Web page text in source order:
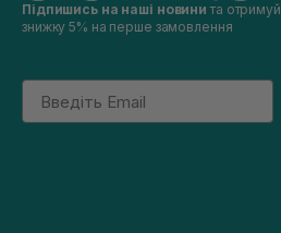
Підпишись на наші новини та отримуй
знижку 5% на перше замовлення
Email